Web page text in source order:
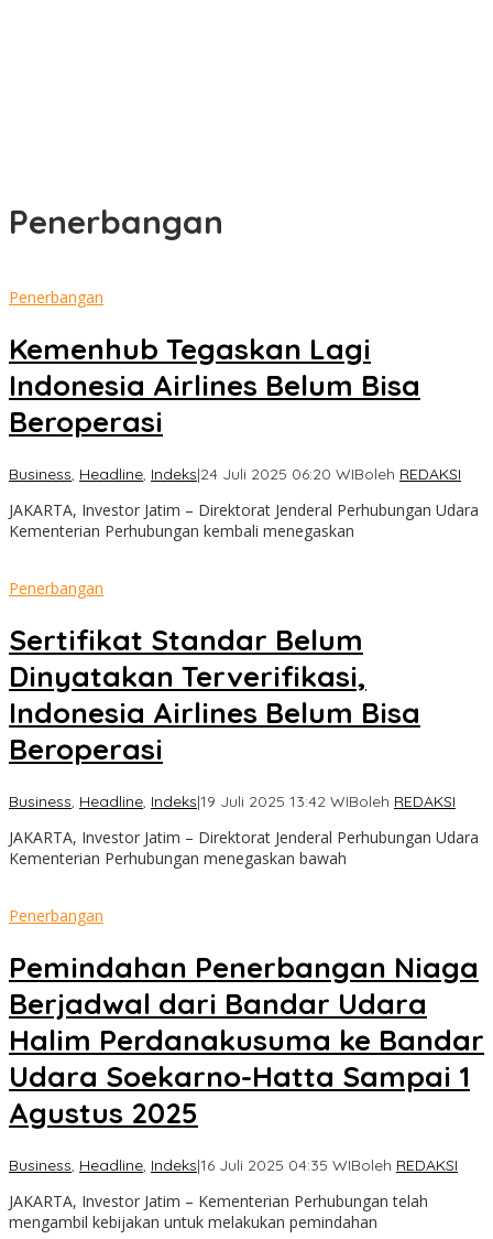
Penerbangan
Penerbangan
Kemenhub Tegaskan Lagi
Indonesia Airlines Belum Bisa
Beroperasi
Business, Headline, Indeks|24 Juli 2025 06:20 WIBoleh REDAKSI
JAKARTA, Investor Jatim – Direktorat Jenderal Perhubungan Udara
Kementerian Perhubungan kembali menegaskan
Penerbangan
Sertifikat Standar Belum
Dinyatakan Terverifikasi,
Indonesia Airlines Belum Bisa
Beroperasi
Business, Headline, Indeks|19 Juli 2025 13:42 WIBoleh REDAKSI
JAKARTA, Investor Jatim – Direktorat Jenderal Perhubungan Udara
Kementerian Perhubungan menegaskan bawah
Penerbangan
Pemindahan Penerbangan Niaga
Berjadwal dari Bandar Udara
Halim Perdanakusuma ke Bandar
Udara Soekarno-Hatta Sampai 1
Agustus 2025
Business, Headline, Indeks|16 Juli 2025 04:35 WIBoleh REDAKSI
JAKARTA, Investor Jatim – Kementerian Perhubungan telah
mengambil kebijakan untuk melakukan pemindahan